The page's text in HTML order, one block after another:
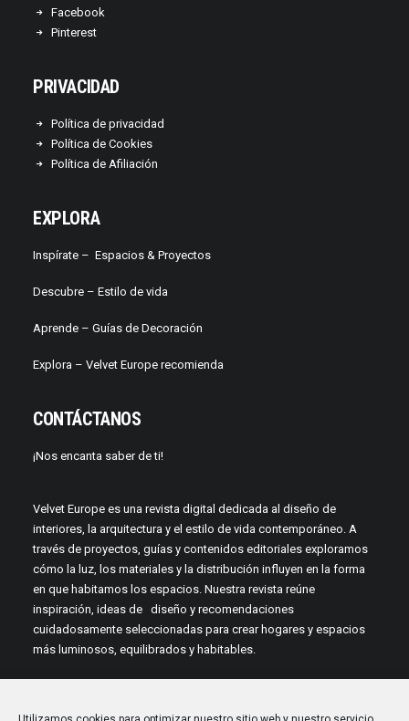
Facebook
Pinterest
PRIVACIDAD
Política de privacidad
Política de Cookies
Política de Afiliación
EXPLORA
Inspírate – Espacios & Proyectos
Descubre – Estilo de vida
Aprende – Guías de Decoración
Explora – Velvet Europe recomienda
CONTÁCTANOS
¡Nos encanta saber de ti!
Velvet Europe es una revista digital dedicada al diseño de
interiores, la arquitectura y el estilo de vida contemporáneo. A
través de proyectos, guías y contenidos editoriales exploramos
cómo la luz, los materiales y la distribución influyen en la forma
en que habitamos los espacios. Nuestra revista reúne
inspiración, ideas de diseño y recomendaciones
cuidadosamente seleccionadas para crear hogares y espacios
más luminosos, equilibrados y habitables.